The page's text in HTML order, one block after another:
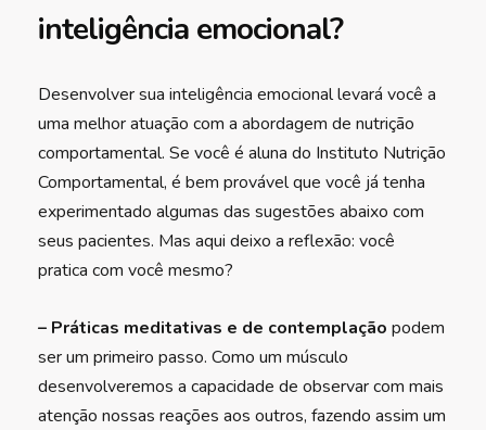
inteligência emocional?
Desenvolver sua inteligência emocional levará você a
uma melhor atuação com a abordagem de nutrição
comportamental. Se você é aluna do Instituto Nutrição
Comportamental, é bem provável que você já tenha
experimentado algumas das sugestões abaixo com
seus pacientes. Mas aqui deixo a reflexão: você
pratica com você mesmo?
– Práticas meditativas e de contemplação podem
ser um primeiro passo. Como um músculo
desenvolveremos a capacidade de observar com mais
atenção nossas reações aos outros, fazendo assim um